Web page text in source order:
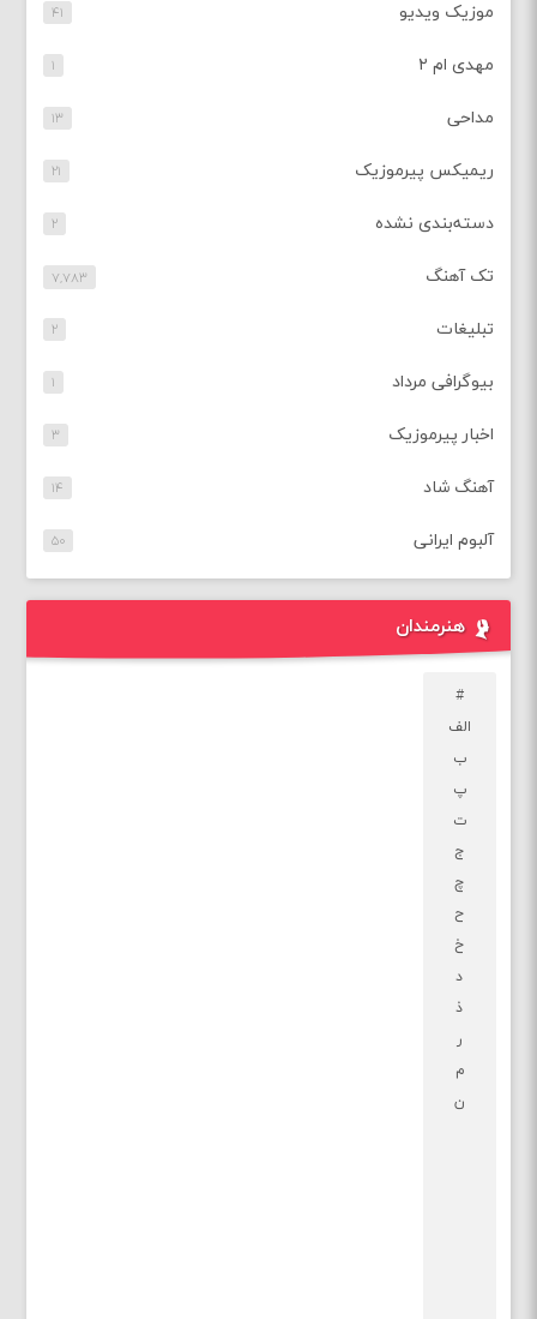
موزیک ویدیو ۴۱
مهدی ام ۲ ۱
مداحی ۱۳
ریمیکس پیرموزیک ۲۱
دسته‌بندی نشده ۲
تک آهنگ ۷,۷۸۳
تبلیغات ۲
بیوگرافی مرداد ۱
اخبار پیرموزیک ۳
آهنگ شاد ۱۴
آلبوم ایرانی ۵۰
هنرمندان
#
الف
ب
پ
ت
ج
چ
ح
خ
د
ذ
ر
م
ن